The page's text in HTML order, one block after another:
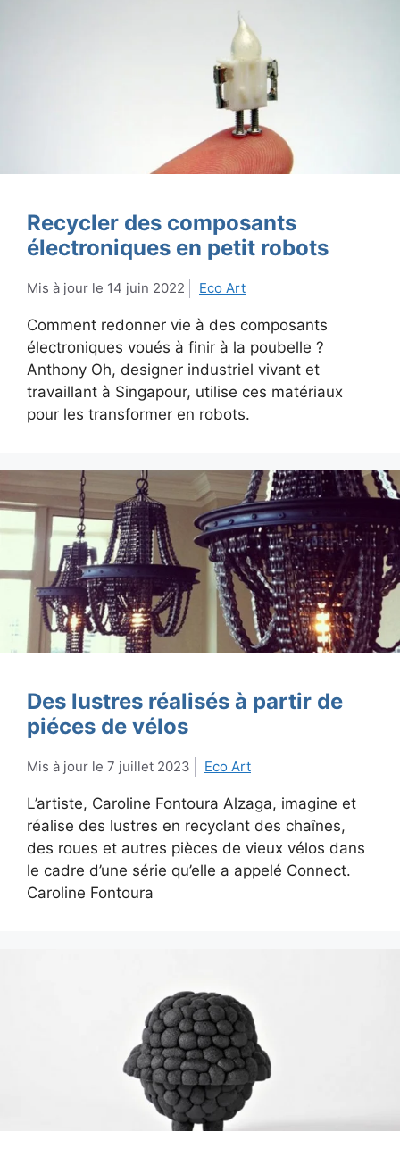
Recycler des composants
électroniques en petit robots
14 juin 2022 Eco Art
Comment redonner vie à des composants
électroniques voués à finir à la poubelle ?
Anthony Oh, designer industriel vivant et
travaillant à Singapour, utilise ces matériaux
pour les transformer en robots.
Des lustres réalisés à partir de
piéces de vélos
7 juillet 2023 Eco Art
L’artiste, Caroline Fontoura Alzaga, imagine et
réalise des lustres en recyclant des chaînes,
des roues et autres pièces de vieux vélos dans
le cadre d’une série qu’elle a appelé Connect.
Caroline Fontoura